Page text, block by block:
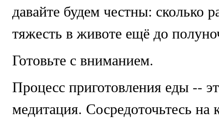
давайте будем честны: сколько
тяжесть в животе ещё до
Готовьте с вниманием.
Процесс приготовления еды --
медитация. Сосредоточьтесь на